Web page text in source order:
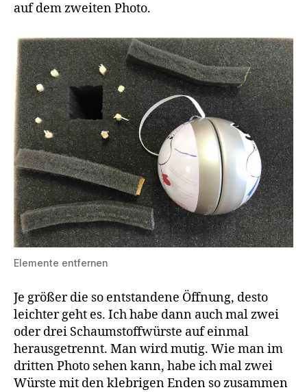
auf dem zweiten Photo.
Elemente entfernen
Je größer die so entstandene Öffnung, desto
leichter geht es. Ich habe dann auch mal zwei
oder drei Schaumstoffwürste auf einmal
herausgetrennt. Man wird mutig. Wie man im
dritten Photo sehen kann, habe ich mal zwei
Würste mit den klebrigen Enden so zusammen